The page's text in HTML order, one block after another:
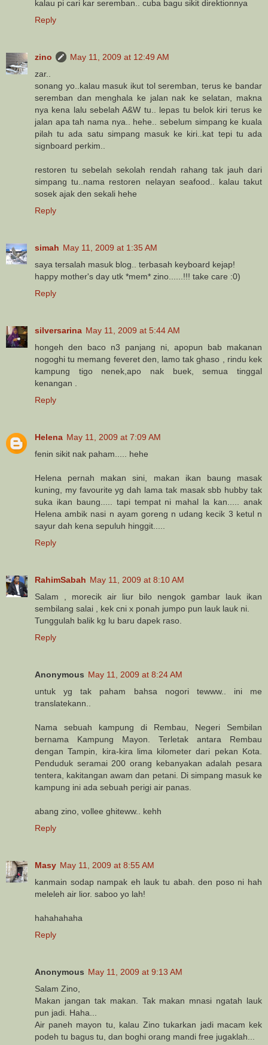
kalau pi cari kar seremban.. cuba bagu sikit direktionnya
Reply
zino
May 11, 2009 at 12:49 AM
zar..
sonang yo..kalau masuk ikut tol seremban, terus ke bandar
seremban dan menghala ke jalan nak ke selatan, makna
nya kena lalu sebelah A&W tu.. lepas tu belok kiri terus ke
jalan apa tah nama nya.. hehe.. sebelum simpang ke kuala
pilah tu ada satu simpang masuk ke kiri..kat tepi tu ada
signboard perkim..
restoren tu sebelah sekolah rendah rahang tak jauh dari
simpang tu..nama restoren nelayan seafood.. kalau takut
sosek ajak den sekali hehe
Reply
simah May 11, 2009 at 1:35 AM
saya tersalah masuk blog.. terbasah keyboard kejap!
happy mother's day utk *mem* zino......!!! take care :0)
Reply
silversarina May 11, 2009 at 5:44 AM
hongeh den baco n3 panjang ni, apopun bab makanan
nogoghi tu memang feveret den, lamo tak ghaso , rindu kek
kampung tigo nenek,apo nak buek, semua tinggal
kenangan .
Reply
Helena May 11, 2009 at 7:09 AM
fenin sikit nak paham..... hehe
Helena pernah makan sini, makan ikan baung masak
kuning, my favourite yg dah lama tak masak sbb hubby tak
suka ikan baung..... tapi tempat ni mahal la kan..... anak
Helena ambik nasi n ayam goreng n udang kecik 3 ketul n
sayur dah kena sepuluh hinggit.....
Reply
RahimSabah May 11, 2009 at 8:10 AM
Salam , morecik air liur bilo nengok gambar lauk ikan
sembilang salai , kek cni x ponah jumpo pun lauk lauk ni.
Tunggulah balik kg lu baru dapek raso.
Reply
Anonymous May 11, 2009 at 8:24 AM
untuk yg tak paham bahsa nogori tewww.. ini me
translatekann..
Nama sebuah kampung di Rembau, Negeri Sembilan
bernama Kampung Mayon. Terletak antara Rembau
dengan Tampin, kira-kira lima kilometer dari pekan Kota.
Penduduk seramai 200 orang kebanyakan adalah pesara
tentera, kakitangan awam dan petani. Di simpang masuk ke
kampung ini ada sebuah perigi air panas.
abang zino, vollee ghiteww.. kehh
Reply
Masy May 11, 2009 at 8:55 AM
kanmain sodap nampak eh lauk tu abah. den poso ni hah
meleleh air lior. saboo yo lah!
hahahahaha
Reply
Anonymous May 11, 2009 at 9:13 AM
Salam Zino,
Makan jangan tak makan. Tak makan mnasi ngatah lauk
pun jadi. Haha...
Air paneh mayon tu, kalau Zino tukarkan jadi macam kek
podeh tu bagus tu, dan boghi orang mandi free jugaklah...